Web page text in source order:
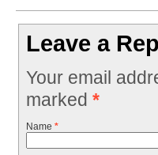
Leave a
Your email
marked *
Name *